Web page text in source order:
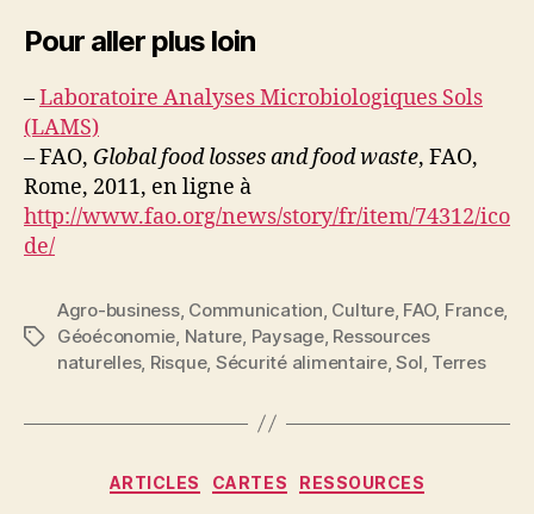
Pour aller plus loin
–Laboratoire Analyses Microbiologiques Sols
(LAMS)
– FAO, Global food losses and food waste, FAO,
Rome, 2011, en ligne à
http://www.fao.org/news/story/fr/item/74312/ico
de/
Étiquettes
Agro-business, Communication Culture, FAO, France,
Géoéconomie Nature Paysage, Ressources
naturelles, Risque, Sécurité alimentaire,Sol Terres
Catégories
ARTICLES CARTES RESSOURCES